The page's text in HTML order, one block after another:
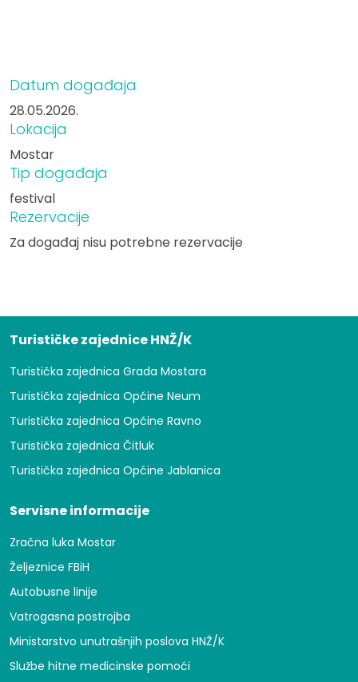
Datum događaja
28.05.2026.
Lokacija
Mostar
Tip događaja
festival
Rezervacije
Za događaj nisu potrebne rezervacije
Turističke zajednice HNŽ/K
Turistička zajednica Grada Mostara
Turistička zajednica Općine Neum
Turistička zajednica Općine Ravno
Turistička zajednica Čitluk
Turistička zajednica Općine Jablanica
Servisne informacije
Zračna luka Mostar
Željeznice FBiH
Autobusne linije
Vatrogasna postrojba
Ministarstvo unutrašnjih poslova HNŽ/K
Službe hitne medicinske pomoći